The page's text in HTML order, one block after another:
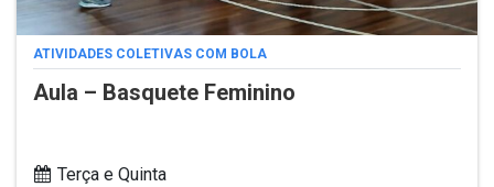
ATIVIDADES COLETIVAS COM BOLA
Aula – Basquete Feminino
Terça e Quinta